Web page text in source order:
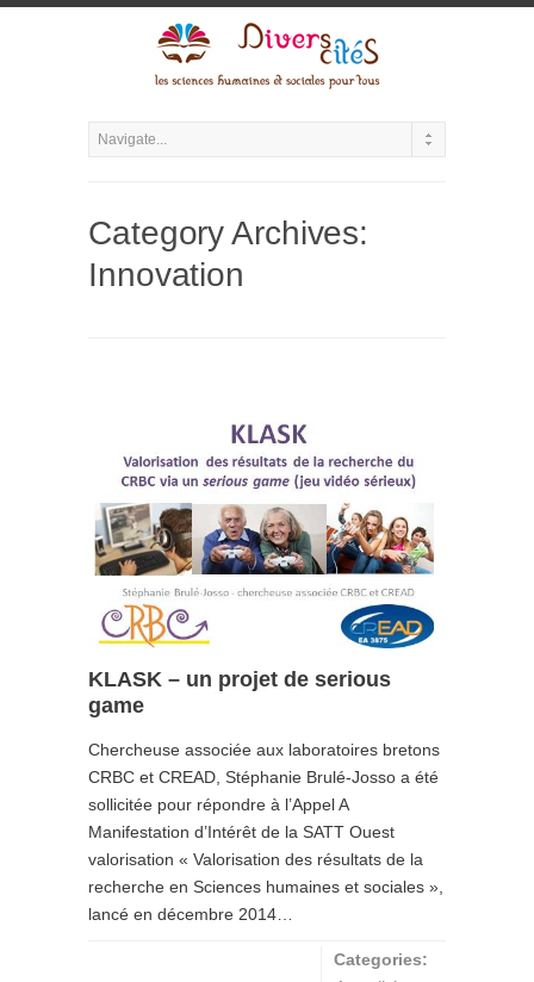
Category Archives:
Innovation
KLASK – un projet de serious
game
Chercheuse associée aux laboratoires bretons
CRBC et CREAD, Stéphanie Brulé-Josso a été
sollicitée pour répondre à l’Appel A
Manifestation d’Intérêt de la SATT Ouest
valorisation « Valorisation des résultats de la
recherche en Sciences humaines et sociales »,
lancé en décembre 2014…
Categories: